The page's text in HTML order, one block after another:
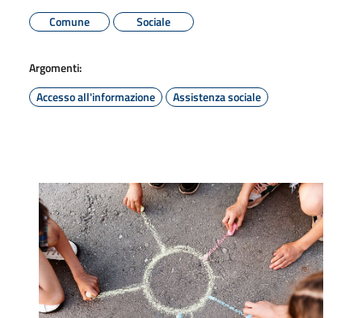
Comune
Sociale
Argomenti:
Accesso all'informazione
Assistenza sociale